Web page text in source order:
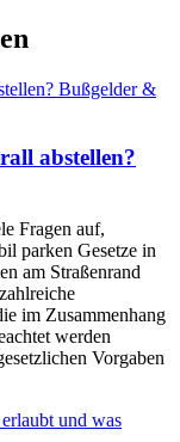
abstellen?
Fragen auf,
parken Gesetze in
am Straßenrand
im Zusammenhang
werden
Vorgaben